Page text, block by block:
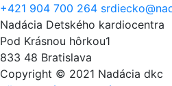
+421 904 700 264
Nadácia Detského kardiocentra
Pod Krásnou hôrkou1
833 48 Bratislava
Copyright © 2021 Nadácia dkc